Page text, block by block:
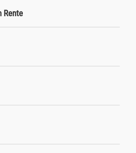
Rente